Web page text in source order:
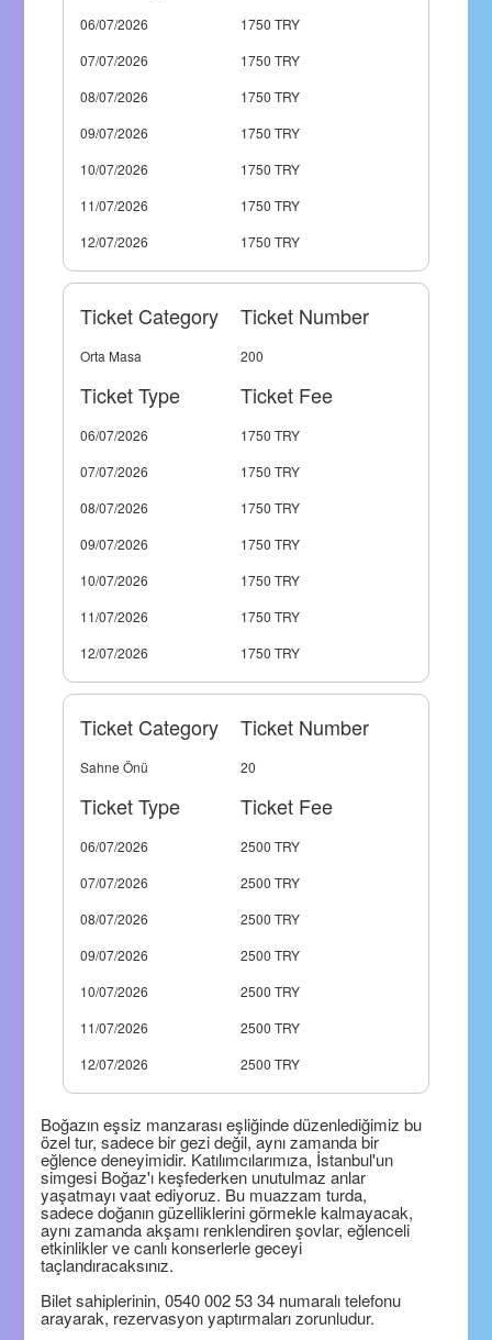
06/07/2026
1750 TRY
07/07/2026
1750 TRY
08/07/2026
1750 TRY
09/07/2026
1750 TRY
10/07/2026
1750 TRY
11/07/2026
1750 TRY
12/07/2026
1750 TRY
Ticket Category Ticket Number
Orta Masa 200
Ticket Type Ticket Fee
06/07/2026
1750 TRY
07/07/2026
1750 TRY
08/07/2026
1750 TRY
09/07/2026
1750 TRY
10/07/2026
1750 TRY
11/07/2026
1750 TRY
12/07/2026
1750 TRY
Ticket Category Ticket Number
Sahne Önü 20
Ticket Type Ticket Fee
06/07/2026
2500 TRY
07/07/2026
2500 TRY
08/07/2026
2500 TRY
09/07/2026
2500 TRY
10/07/2026
2500 TRY
11/07/2026
2500 TRY
12/07/2026
2500 TRY
Boğazın eşsiz manzarası eşliğinde düzenlediğimiz bu
özel tur, sadece bir gezi değil, aynı zamanda bir
eğlence deneyimidir. Katılımcılarımıza, İstanbul'un
simgesi Boğaz'ı keşfederken unutulmaz anlar
yaşatmayı vaat ediyoruz. Bu muazzam turda,
sadece doğanın güzelliklerini görmekle kalmayacak,
aynı zamanda akşamı renklendiren şovlar, eğlenceli
etkinlikler ve canlı konserlerle geceyi
taçlandıracaksınız.
Bilet sahiplerinin, 0540 002 53 34 numaralı telefonu
arayarak, rezervasyon yaptırmaları zorunludur.